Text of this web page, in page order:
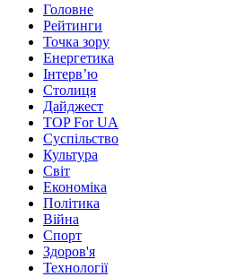
Головне
Рейтинги
Точка зору
Енергетика
Інтерв’ю
Столиця
Дайджест
TOP For UA
Суспiльство
Культура
Світ
Економіка
Політика
Війна
Спорт
Здоров'я
Технології